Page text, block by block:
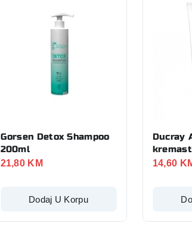
Gorsen Detox Shampoo
200ml
21,80 KM
Dodaj U Korpu
Ducray
14,60